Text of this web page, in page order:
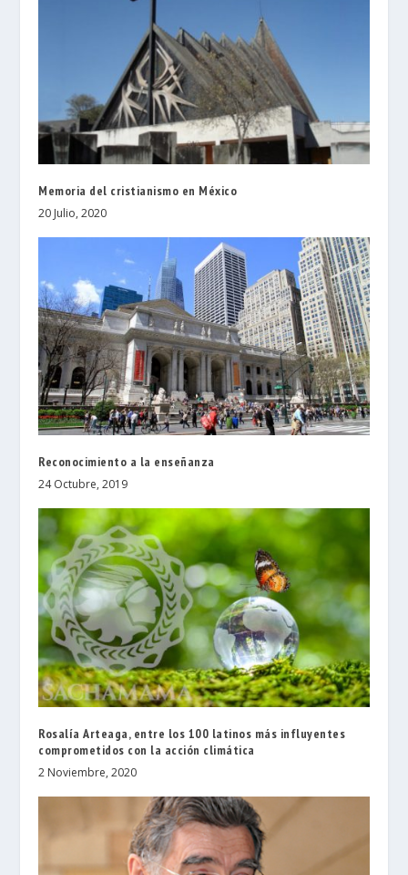
Memoria del cristianismo en México
20 Julio, 2020
Reconocimiento a la enseñanza
24 Octubre, 2019
Rosalía Arteaga, entre los 100 latinos más influyentes
comprometidos con la acción climática
2 Noviembre, 2020